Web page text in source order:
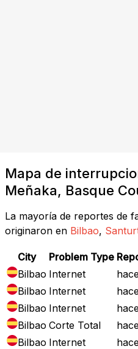
Mapa de
Meñaka, Basque
La mayoría de reportes de
originaron en Bilbao,
City Problem Type
Bilbao Internet
Bilbao Internet
Bilbao Internet
Bilbao Corte Total
Bilbao Internet